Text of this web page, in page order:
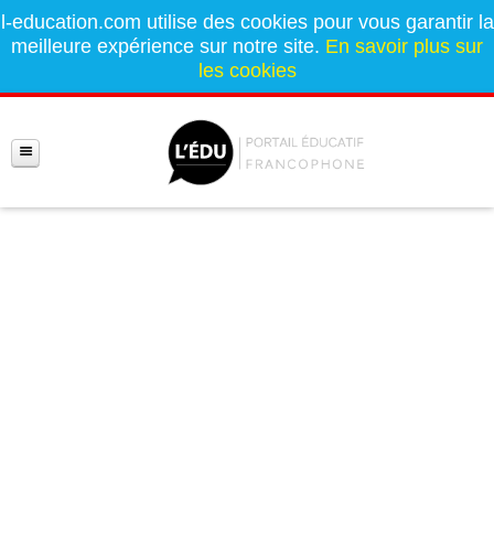
l-education.com utilise des cookies pour vous garantir la
meilleure expérience sur notre site. En savoir plus sur
les cookies